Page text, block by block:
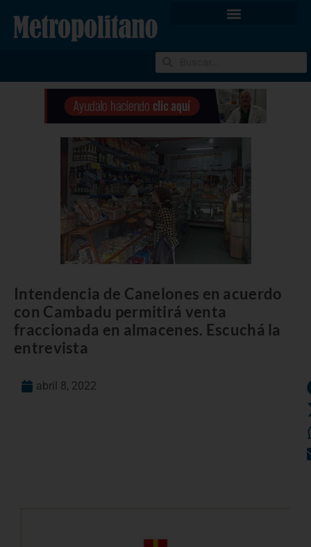
Intendencia de Canelones en acuerdo
con Cambadu permitirá venta
fraccionada en almacenes. Escuchá la
entrevista
abril 8, 2022